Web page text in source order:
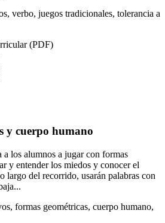
verbo, juegos tradicionales, tolerancia a
(PDF)
y cuerpo humano
los alumnos a jugar con formas
y entender los miedos y conocer el
largo del recorrido, usarán palabras con
formas geométricas, cuerpo humano,